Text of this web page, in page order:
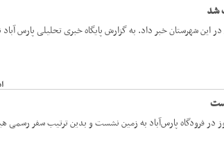
این شهرستان خبر داد. به گزارش پایگاه خبری تحلیلی پارس آباد
فرودگاه پارس‌آباد به زمین نشست و بدین ترتیب سفر رسمی